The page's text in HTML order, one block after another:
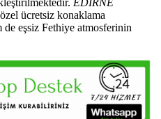
EDİRNE
ücretsiz konaklama
eşsiz Fethiye atmosferinin